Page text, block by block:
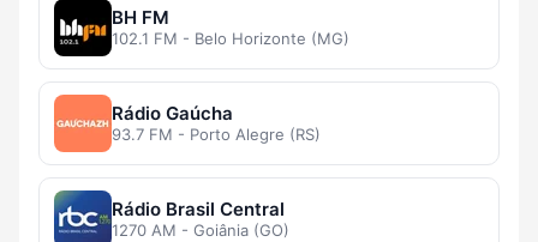
BH FM
102.1 FM - Belo Horizonte (MG)
Rádio Gaúcha
93.7 FM - Porto Alegre (RS)
Rádio Brasil Central
1270 AM - Goiânia (GO)